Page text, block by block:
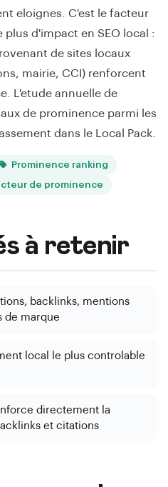
eloignes. C'est le facteur
d'impact en SEO local :
de sites locaux
mairie, CCI) renforcent
L'etude annuelle de
de prominence parmi les
dans le Local Pack.
Prominence ranking
de prominence
à retenir
backlinks, mentions
de marque
local le plus controlable
directement la
et citations